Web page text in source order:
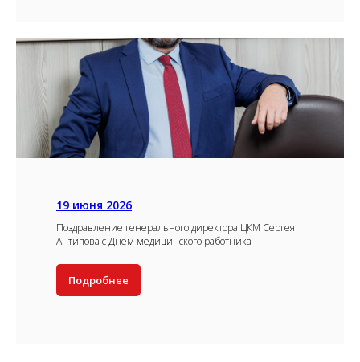
19 июня 2026
Поздравление генерального директора ЦКМ Сергея
Антипова с Днем медицинского работника
Подробнее